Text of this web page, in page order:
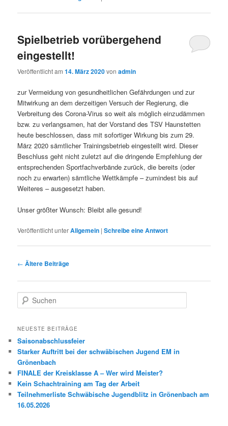
Spielbetrieb vorübergehend
eingestellt!
Veröffentlicht am14. März 2020vonadmin
zur Vermeidung von gesundheitlichen Gefährdungen und zur
Mitwirkung an dem derzeitigen Versuch der Regierung, die
Verbreitung des Corona-Virus so weit als möglich einzudämmen
bzw. zu verlangsamen, hat der Vorstand des TSV Haunstetten
heute beschlossen, dass mit sofortiger Wirkung bis zum 29.
März 2020 sämtlicher Trainingsbetrieb eingestellt wird. Dieser
Beschluss geht nicht zuletzt auf die dringende Empfehlung der
entsprechenden Sportfachverbände zurück, die bereits (oder
noch zu erwarten) sämtliche Wettkämpfe – zumindest bis auf
Weiteres – ausgesetzt haben.
Unser größter Wunsch: Bleibt alle gesund!
Veröffentlicht unterAllgemein |Schreibe eine Antwort
Beitrags-
← Ältere Beiträge
u
h
n
NEUESTE BEITRÄGE
Saisonabschlussfeier
Starker Auftritt bei der schwäbischen Jugend EM in
Grönenbach
FINALE der Kreisklasse A – Wer wird Meister?
Kein Schachtraining am Tag der Arbeit
Teilnehmerliste Schwäbische Jugendblitz in Grönenbach am
16.05.2026